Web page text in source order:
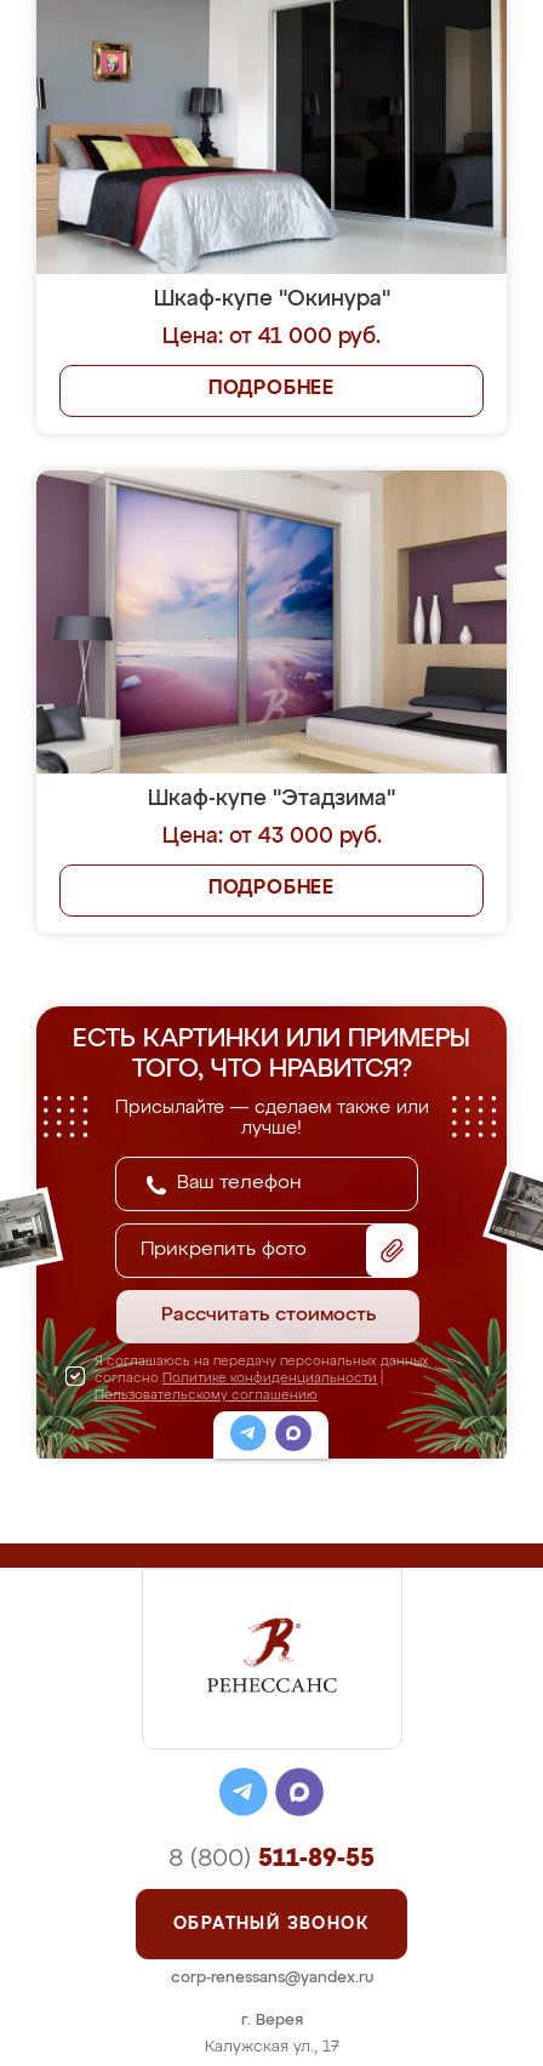
Шкаф-купе "Окинура"
Цена: от 41 000 руб.
ПОДРОБНЕЕ
Шкаф-купе "Этадзима"
Цена: от 43 000 руб.
ПОДРОБНЕЕ
ЕСТЬ КАРТИНКИ ИЛИ ПРИМЕРЫ
ТОГО, ЧТО НРАВИТСЯ?
Присылайте — сделаем также или
лучше!
Прикрепить фото
Рассчитать стоимость
Я соглашаюсь на передачу персональных данных
согласно Политике конфиденциальности
Пользовательскому соглашению
г. Верея
Калужская ул., 17
8 (800) 511-89-55
ОБРАТНЫЙ ЗВОНОК
corp-renessans@yandex.ru